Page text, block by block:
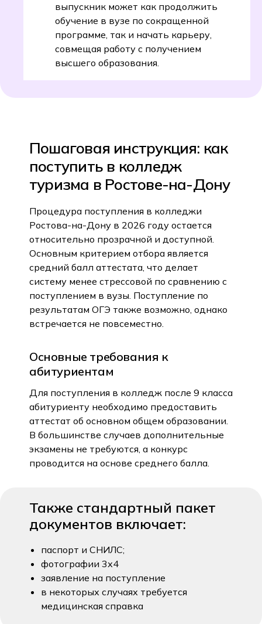
выпускник может как продолжить
обучение в вузе по сокращенной
программе, так и начать карьеру,
совмещая работу с получением
высшего образования.
Пошаговая инструкция: как
поступить в колледж
туризма в Ростове-на-Дону
Процедура поступления в колледжи
Ростова-на-Дону в 2026 году остается
относительно прозрачной и доступной.
Основным критерием отбора является
средний балл аттестата, что делает
систему менее стрессовой по сравнению с
поступлением в вузы. Поступление по
результатам ОГЭ также возможно, однако
встречается не повсеместно.
Основные требования к
абитуриентам
Для поступления в колледж после 9 класса
абитуриенту необходимо предоставить
аттестат об основном общем образовании.
В большинстве случаев дополнительные
экзамены не требуются, а конкурс
проводится на основе среднего балла.
Также стандартный пакет
документов включает:
паспорт и СНИЛС;
фотографии 3х4
заявление на поступление
в некоторых случаях требуется
медицинская справка